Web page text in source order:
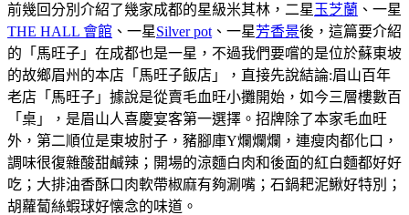
前幾回分別介紹了幾家成都的星級米其林，二星 玉芝蘭 、一星
THE HALL 會館 、一星Silver pot 、一星芳香景後，這篇要介紹
的「馬旺子」在成都也是一星，不過我們要嚐的是位於蘇東坡
的故鄉眉州的本店「馬旺子飯店」，直接先說結論:眉山百年
老店「馬旺子」據說是從賣毛血旺小攤開始，如今三層樓數百
「桌」，是眉山人喜慶宴客第一選擇。招牌除了本家毛血旺
外，第二順位是東坡肘子，豬腳庫Y爛爛爛，連瘦肉都化口，
調味很復雜酸甜鹹辣；開場的涼麵白肉和後面的紅白麵都好好
吃；大排油香酥口肉軟帶椒麻有夠涮嘴；石鍋耙泥鰍好特別；
胡蘿蔔絲蝦球好懐念的味道。